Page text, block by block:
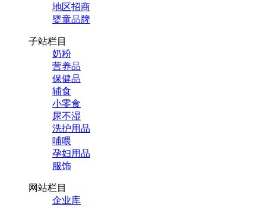
地区招商
婴童品牌
子站栏目
奶粉
营养品
保健品
辅食
小零食
尿不湿
洗护用品
哺喂
孕妇用品
服饰
网站栏目
企业库